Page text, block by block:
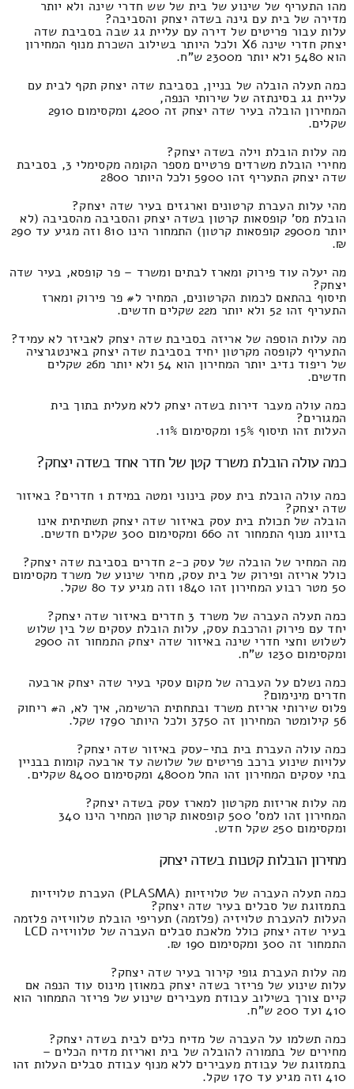
מהו התעריף של שינוע של בית של שש חדרי שינה ולא יותר
מדירה של בית עם גינה בשדה יצחק והסביבה?
עלות עבור פריטים של דירה עם עליית גג שבה בסביבת שדה
יצחק חדרי שינה X6 ולכל היותר בשילוב השכרת מנוף המחירון
הוא 5480 ולא יותר מ2300 ש"ח.
כמה תעלה הובלה של בניין, בסביבת שדה יצחק תקף לבית עם
עליית גג בסינתזה של שירותי הנפה,
המחירון הובלה בעיר שדה יצחק זה 4200 ומקסימום 2910
שקלים.
מה עלות הובלת וילה בשדה יצחק?
מחירי הובלת משרדים פרטיים מספר הקומה מקסימלי 3, בסביבת
שדה יצחק התעריף זהו 5900 ולכל היותר 2800
מהי עלות העברת קרטונים וארגזים בעיר שדה יצחק?
הובלת מס' קופסאות קרטון בשדה יצחק והסביבה מהסביבה (לא
יותר מ2900 קופסאות קרטון) התמחור הינו 810 וזה מגיע עד 290
₪.
מה יעלה עוד פירוק ומארז לבתים ומשרד – פר קופסא, בעיר שדה
יצחק?
תיסוף בהתאם לכמות הקרטונים, המחיר ל# פר פירוק ומארז
התעריף זהו 52 ולא יותר מ22 שקלים חדשים.
מה עלות הוספה של אריזה בסביבת שדה יצחק לאביזר לא עמיד?
התעריף לקופסה מקרטון יחיד בסביבת שדה יצחק באינטגרציה
של ריפוד נדיב יותר המחירון הוא 54 ולא יותר מ26 שקלים
חדשים.
כמה עולה מעבר דירות בשדה יצחק ללא מעלית בתוך בית
המגורים?
העלות זהו תיסוף 15% ומקסימום 11%.
כמה עולה הובלת משרד קטן של חדר אחד בשדה יצחק?
כמה עולה הובלת בית עסק בינוני ומטה במידת 1 חדרים? באיזור
שדה יצחק?
הובלה של תכולת בית עסק באיזור שדה יצחק תשתיתית אינו
בזיווג מנוף התמחור זה 660 ומקסימום 300 שקלים חדשים.
מה המחיר של הובלה של עסק כ-2 חדרים בסביבת שדה יצחק?
כולל אריזה ופירוק של בית עסק, מחיר שינוע של משרד מקסימום
50 מטר רבוע המחירון זהו 1840 וזה מגיע עד 80 שקל.
כמה תעלה העברה של משרד 3 חדרים באיזור שדה יצחק?
יחד עם פירוק והרכבת עסק, עלות הובלת עסקים של בין שלוש
לשלוש וחצי חדרי שינה באיזור שדה יצחק התמחור זה 2900
ומקסימום 1230 ש"ח.
כמה נשלם על העברה של מקום עסקי בעיר שדה יצחק ארבעה
חדרים מינימום?
פלוס שירותי אריזת משרד ובתחתית הרשימה, איך לא, ה# ריחוק
56 קילומטר המחירון זה 3750 ולכל היותר 1790 שקל.
כמה עולה העברת בית בתי-עסק באיזור שדה יצחק?
עלויות שינוע ברכב פריטים של שלושה עד ארבעה קומות בבניין
בתי עסקים המחירון זהו החל מ4800 ומקסימום 8400 שקלים.
מה עלות אריזות מקרטון למארז עסק בשדה יצחק?
המחירון זהו למס' 500 קופסאות קרטון המחיר הינו 340
ומקסימום 250 שקל חדש.
מחירון הובלות קטנות בשדה יצחק
כמה תעלה העברה של טלויזיות (PLASMA) העברת טלויזיות
בתמזוגת של סבלים בעיר שדה יצחק?
העלות להעברת טלויזיה (פלזמה) תעריפי הובלת טלוויזיה פלזמה
בעיר שדה יצחק כולל מלאכת סבלים העברה של טלוויזיה LCD
התמחור זה 300 ומקסימום 190 ₪.
מה עלות העברת גופי קירור בעיר שדה יצחק?
עלות שינוע של פריזר בשדה יצחק במאוזן מינוס עוד הנפה אם
קיים צורך בשילוב עבודת מעבירים שינוע של פריזר התמחור הוא
410 ועד 200 ש"ח.
כמה תשלמו על העברה של מדיח כלים לבית בשדה יצחק?
מחירים של בתמורה להובלה של בית ואריזת מדיח הכלים –
בתמזוגת של עבודת מעבירים ללא מנוף עבודת סבלים העלות זהו
410 וזה מגיע עד 170 שקל.